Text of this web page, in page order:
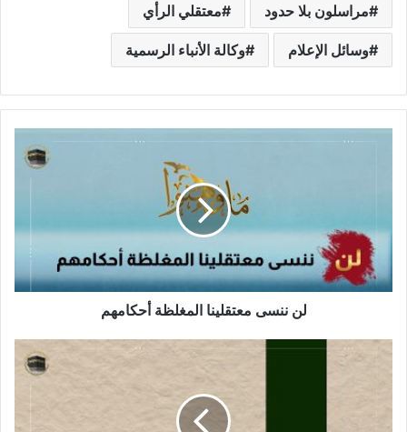
مراسلون بلا حدود معتقلي الرأي
وسائل الإعلام وكالة الأنباء الرسمية
لن ننسى معتقلينا المغلظة أحكامهم